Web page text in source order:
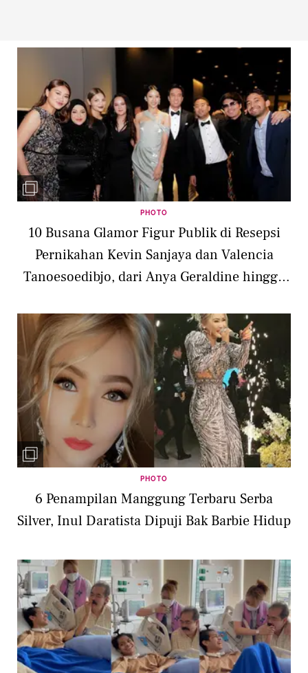
PHOTO
10 Busana Glamor Figur Publik di Resepsi
Pernikahan Kevin Sanjaya dan Valencia
Tanoesoedibjo, dari Anya Geraldine hingga
PHOTO
6 Penampilan Manggung Terbaru Serba
Silver, Inul Daratista Dipuji Bak Barbie Hidup